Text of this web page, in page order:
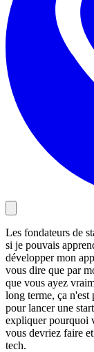
Les fondateurs de
si je pouvais
développer mon
vous dire que par
que vous ayez
long terme, ça n'est
pour lancer une
expliquer pourquoi
vous devriez faire
tech.